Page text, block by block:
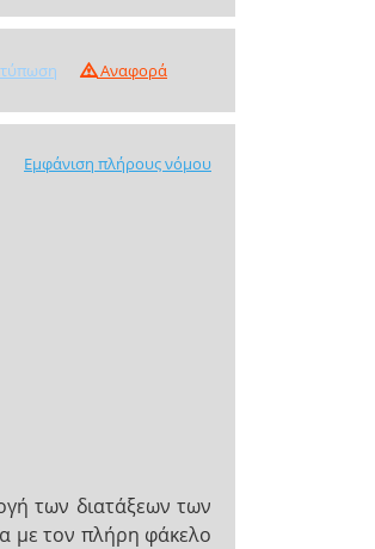
Αναφορά
Εμφάνιση πλήρους νόμου
των διατάξεων των
με τον πλήρη φάκελο